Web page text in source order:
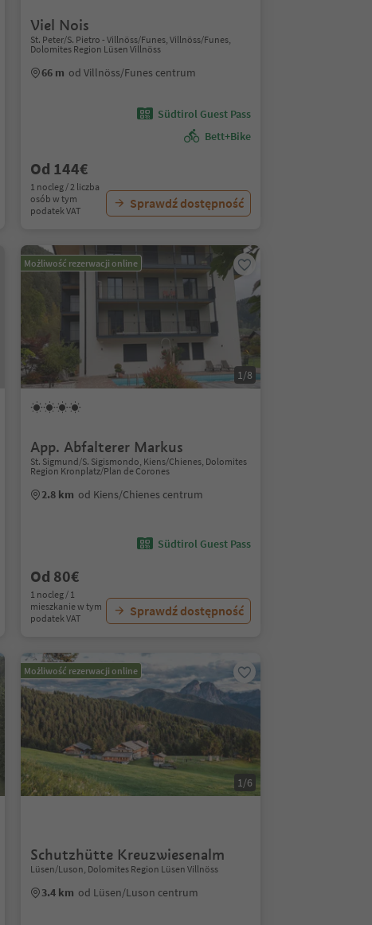
Viel Nois
St. Peter/S. Pietro - Villnöss/Funes, Villnöss/Funes,
Dolomites Region Lüsen Villnöss
66 m od Villnöss/Funes centrum
Südtirol Guest Pass
Bett+Bike
Od 144€
1 nocleg / 2 liczba
osób w tym
podatek VAT
Sprawdź dostępność
Możliwość rezerwacji online
1/8
App. Abfalterer Markus
St. Sigmund/S. Sigismondo, Kiens/Chienes, Dolomites
Region Kronplatz/Plan de Corones
2.8 km od Kiens/Chienes centrum
Südtirol Guest Pass
Od 80€
1 nocleg / 1
mieszkanie w tym
podatek VAT
Sprawdź dostępność
Możliwość rezerwacji online
1/6
Schutzhütte Kreuzwiesenalm
Lüsen/Luson, Dolomites Region Lüsen Villnöss
3.4 km od Lüsen/Luson centrum